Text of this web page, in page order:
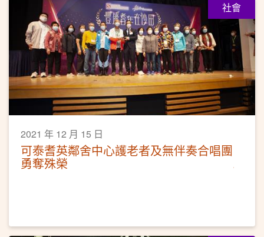
社會
2021 年 12 月 15 日
可泰耆英鄰舍中心護老者及無伴奏合唱團
勇奪殊榮